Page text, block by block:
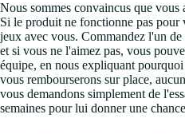
Nous sommes convaincus que
Si le produit ne fonctionne pas pour
jeux avec vous. Commandez l'un
et si vous ne l'aimez pas, vous
équipe, en nous expliquant
vous rembourserons sur place,
vous demandons simplement de
semaines pour lui donner une